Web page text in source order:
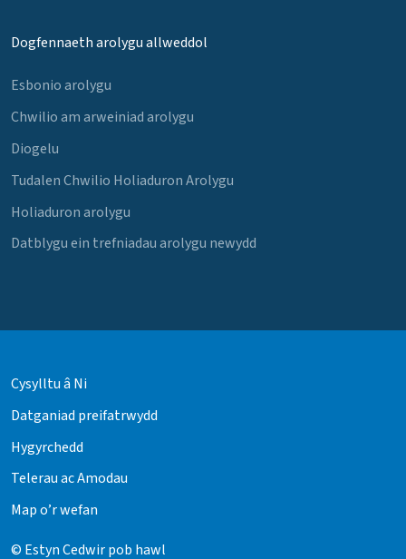
Dogfennaeth arolygu allweddol
Esbonio arolygu
Chwilio am arweiniad arolygu
Diogelu
Tudalen Chwilio Holiaduron Arolygu
Holiaduron arolygu
Datblygu ein trefniadau arolygu newydd
Cysylltu â Ni
Datganiad preifatrwydd
Hygyrchedd
Telerau ac Amodau
Map o’r wefan
© Estyn Cedwir pob hawl